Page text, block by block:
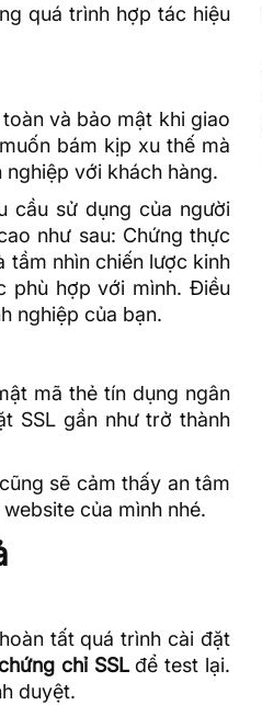
quá trình hợp tác hiệu
và bảo mật khi giao
bám kịp xu thế mà
với khách hàng.
cầu sử dụng của người
như sau: Chứng thực
nhìn chiến lược kinh
phù hợp với mình. Điều
nghiệp của bạn.
mã thẻ tín dụng ngân
SSL gần như trở thành
sẽ cảm thấy an tâm
của mình nhé.
tất quá trình cài đặt
chỉ SSLđể test lại.
duyệt.